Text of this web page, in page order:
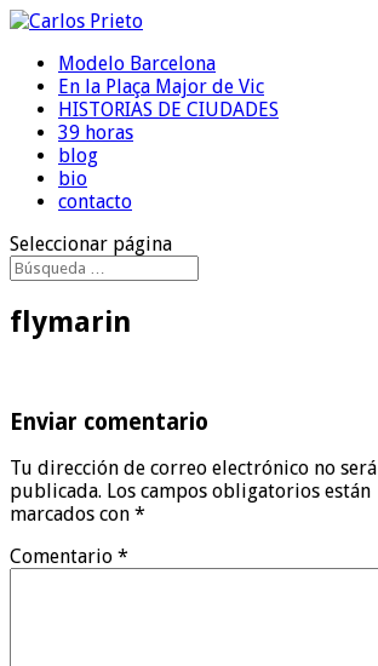
Modelo Barcelona
En la Plaça Major de Vic
HISTORIAS DE CIUDADES
39 horas
blog
bio
contacto
Seleccionar página
flymarin
Enviar comentario
Tu dirección de correo electrónico no será
publicada. Los campos obligatorios están
marcados con *
Comentario *